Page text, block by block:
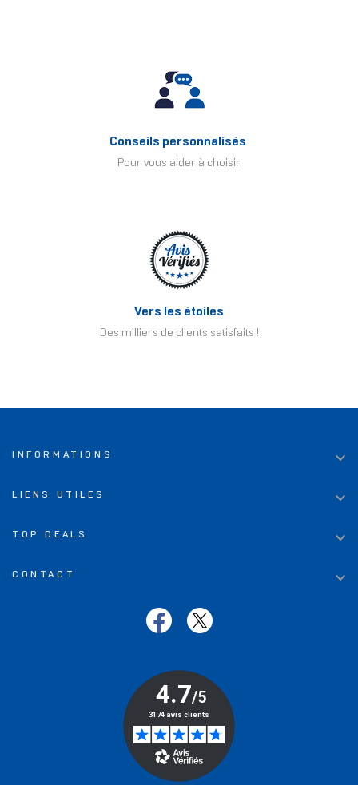
Conseils personnalisés
Pour vous aider à choisir
Vers les étoiles
Des milliers de clients satisfaits !
INFORMATIONS 
LIENS UTILES 
TOP DEALS 
CONTACT 